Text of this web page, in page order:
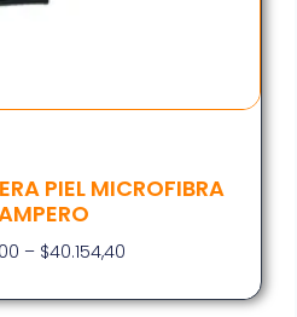
PIEL MICROFIBRA
– $40.154,40